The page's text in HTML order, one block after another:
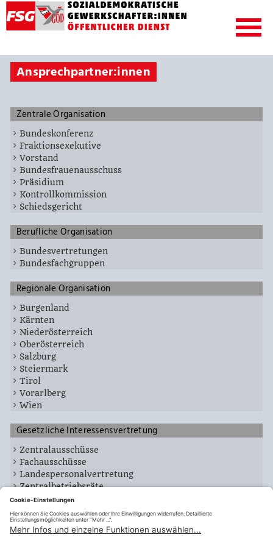
Ansprechpartner:innen
Zentrale Organisation
Bundeskonferenz
Fraktionsexekutive
Vorstand
Bundesfrauenausschuss
Präsidium
Kontrollkommission
Schiedsgericht
Berufliche Organisation
Bundesvertretungen
Bundesfachgruppen
Regionale Organisation
Burgenland
Kärnten
Niederösterreich
Oberösterreich
Salzburg
Steiermark
Tirol
Vorarlberg
Wien
Gesetzliche Interessensvertretung
Zentralausschüsse
Fachausschüsse
Landespersonalvertretung
Zentralbetriebsräte
Wien